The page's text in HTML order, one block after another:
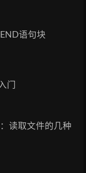
语句块
门
读取文件的几种